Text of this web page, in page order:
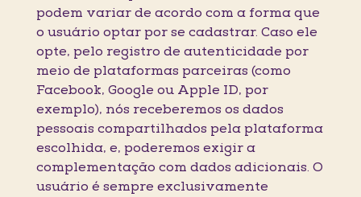
podem variar de acordo com a forma que
o usuário optar por se cadastrar. Caso ele
opte, pelo registro de autenticidade por
meio de plataformas parceiras (como
Facebook, Google ou Apple ID, por
exemplo), nós receberemos os dados
pessoais compartilhados pela plataforma
escolhida, e, poderemos exigir a
complementação com dados adicionais. O
usuário é sempre exclusivamente